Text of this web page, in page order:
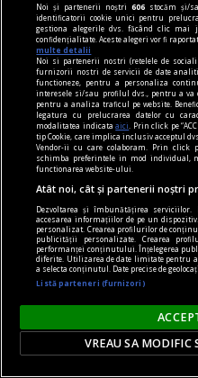
la răscruce de gînduri
Succesiunea
Nici Europa nu stă
care pot să împingă în
diferiți demagogi cu
capacități mediocre.
Andrei CORNEA
Noi și partenerii noștri606 stocăm și/
identificatorii cookie unici pentru
gestiona alegerile dvs. făcând clic
confidențialitate. Aceste alegeri vor fi
multe detalii
Noi si partenerii nostri (retelele de
furnizorii nostri de servicii de date
functioneze, pentru a personaliza
interesele si/sau profilul dvs., pentru a
pentru a analiza traficul pe website.
legatura cu prelucrarea datelor cu
modalitatea indicataaici
. Prin click pe
tip Cookie, care implica inclusiv acceptul
Vendor-ii cu care colaboram. Prin click pe
schimba preferintele in mod individual,
functionarea website-ului.
Atât noi, cât și partenerii noștri
Dezvoltarea și îmbunătățirea serviciilor.
accesarea informațiilor de pe un
personalizat. Crearea profilurilor de
publicității personalizate. Crearea
performanței conținutului. Înțelegerea
diferite. Utilizarea de date limitate pentru
a selecta conținutul. Date precise de
Listă parteneri (furnizori)
VREAU SA